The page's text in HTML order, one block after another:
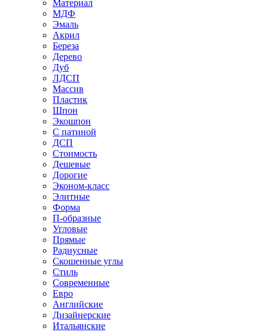
Материал
МДФ
Эмаль
Акрил
Береза
Дерево
Дуб
ЛДСП
Массив
Пластик
Шпон
Экошпон
С патиной
ДСП
Стоимость
Дешевые
Дорогие
Эконом-класс
Элитные
Форма
П-образные
Угловые
Прямые
Радиусные
Скошенные углы
Стиль
Современные
Евро
Английские
Дизайнерские
Итальянские